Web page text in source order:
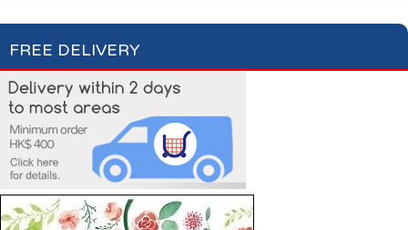
FREE DELIVERY